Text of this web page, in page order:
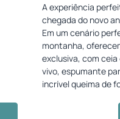
A experiência
chegada do novo
Em um cenário
montanha,
exclusiva, com
vivo, espumante
incrível queima de